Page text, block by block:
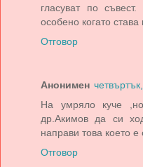
гласуват по
особено когато става
Отговор
Анонимен
На умряло куче
др.Акимов да си
направи това което
Отговор